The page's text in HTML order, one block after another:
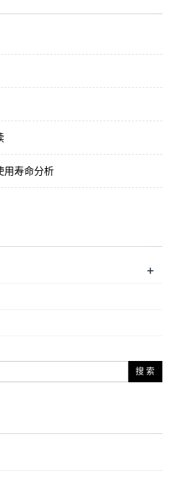
用寿命分析
+
搜 索